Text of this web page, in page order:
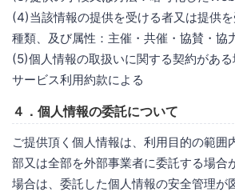
(4)当該情報の提供を受ける者又は提供
種類、及び属性：主催・共催・協賛・協
(5)個人情報の取扱いに関する契約があ
サービス利用約款による
４．個人情報の委託について
ご提供頂く個人情報は、利用目的の範囲
部又は全部を外部事業者に委託する場合
場合は、委託した個人情報の安全管理が